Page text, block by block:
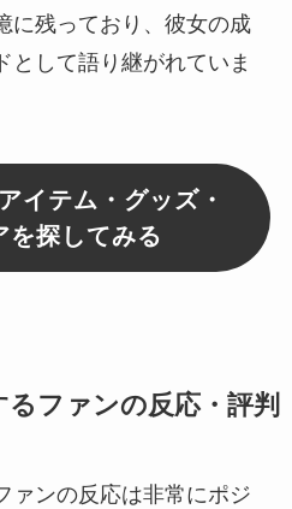
に残っており、彼女の成
として語り継がれていま
イテム・グッズ・
を探してみる
ファンの反応・評判
ァンの反応は非常にポジ